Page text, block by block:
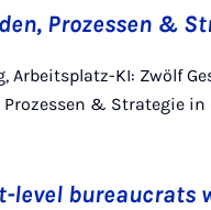
Prozessen &
Arbeitsplatz-KI: Zwölf
& Strategie
level bureaucrats